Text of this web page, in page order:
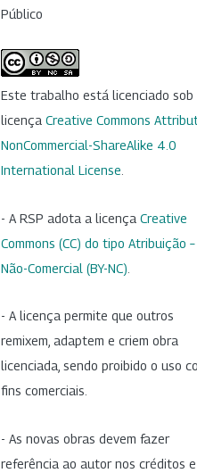
Público
Este trabalho está licenciado sob
licença Creative Commons
NonCommercial-ShareAlike 4.0
International License
- A RSP adota a licença Creative
Commons (CC) do tipo Atribuição
Não-Comercial (BY-NC)
- A licença permite que outros
remixem, adaptem e criem obra
licenciada, sendo proibido o uso
fins comerciais.
- As novas obras devem fazer
referência ao autor nos créditos